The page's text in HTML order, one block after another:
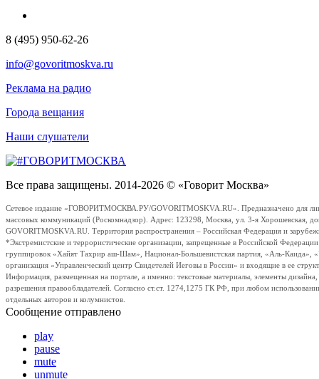
8 (495) 950-62-26
info@govoritmoskva.ru
Реклама на радио
Города вещания
Наши слушатели
Все права защищены. 2014-2026 © «Говорит Москва»
Сетевое издание «ГОВОРИТМОСКВА.РУ/GOVORITMOSKVA.RU». Предназначено для
массовых коммуникаций (Роскомнадзор). Адрес: 123298, Москва, ул. 3-я
GOVORITMOSKVA.RU. Территория распространения – Российская Федерация и
*Экстремистские и террористические организации, запрещенные в Российской
группировок «Хайят Тахрир аш-Шам», Национал-Большевистская партия, «Аль-
организация «Управленческий центр Свидетелей Иеговы в России» и входящие в ее
Информация, размещенная на портале, а именно: текстовые материалы, элементы
разрешения правообладателей. Согласно ст.ст. 1274,1275 ГК РФ, при любом
отдельных авторов и колумнистов.
Сообщение отправлено
play
pause
mute
unmute